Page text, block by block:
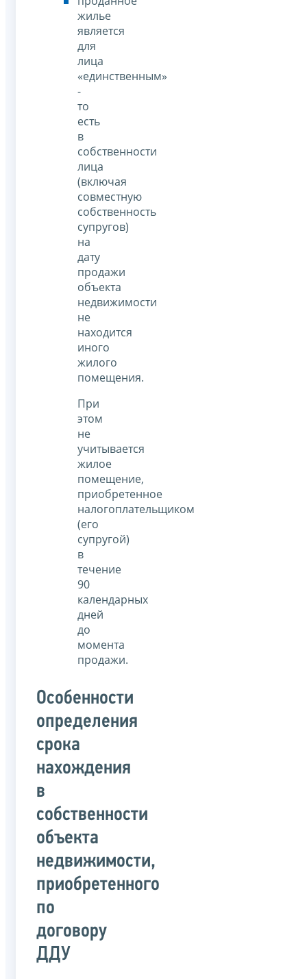
жилье
является
для
лица
«единственным»
-
то
есть
в
собственности
лица
(включая
совместную
собственность
супругов)
на
дату
продажи
объекта
недвижимости
не
находится
иного
жилого
помещения.
При
этом
не
учитывается
жилое
помещение,
приобретенное
налогоплательщиком
(его
супругой)
в
течение
90
календарных
дней
до
момента
продажи.
Особенности
определения
срока
нахождения
в
собственности
объекта
недвижимости,
приобретенного
по
договору
ДДУ